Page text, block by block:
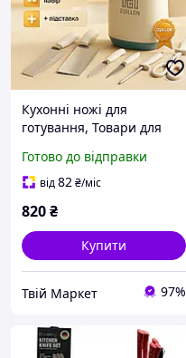
Кухонні ножі для
готування, Товари для
кухонні ножі Хороші
кухарів GK-52
Готово до відправки
від82₴/міс
820₴
Купити
Твій Маркет 97%